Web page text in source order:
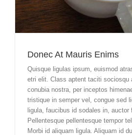
Donec At Mauris Enims
Quisque ligulas ipsum, euismod
etri elit. Class aptent taciti sociosqu
conubia nostra, per inceptos
tristique in semper vel, congue sed
ligula, faucibus id sodales in, auctor
Pellentesque pellentesque tempor
Morbi id aliquam ligula. Aliquam id